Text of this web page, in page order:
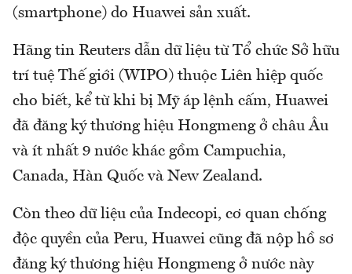
(smartphone) do Huawei sản xuất.
Hãng tin Reuters dẫn dữ liệu từ Tổ chức Sở hữu
trí tuệ Thế giới (WIPO) thuộc Liên hiệp quốc
cho biết, kể từ khi bị Mỹ áp lệnh cấm, Huawei
đã đăng ký thương hiệu Hongmeng ở châu Âu
và ít nhất 9 nước khác gồm Campuchia,
Canada, Hàn Quốc và New Zealand.
Còn theo dữ liệu của Indecopi, cơ quan chống
độc quyền của Peru, Huawei cũng đã nộp hồ sơ
đăng ký thương hiệu Hongmeng ở nước này